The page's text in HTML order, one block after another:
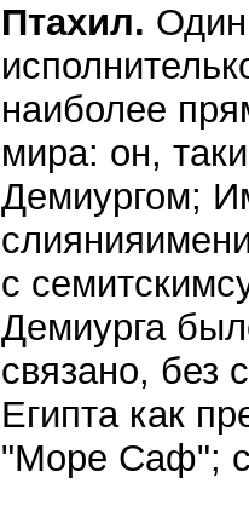
Птахил. Один
наиболее
мира: он,
Демиургом;
с
Демиурга
связано, без
Египта как
"Море Саф";